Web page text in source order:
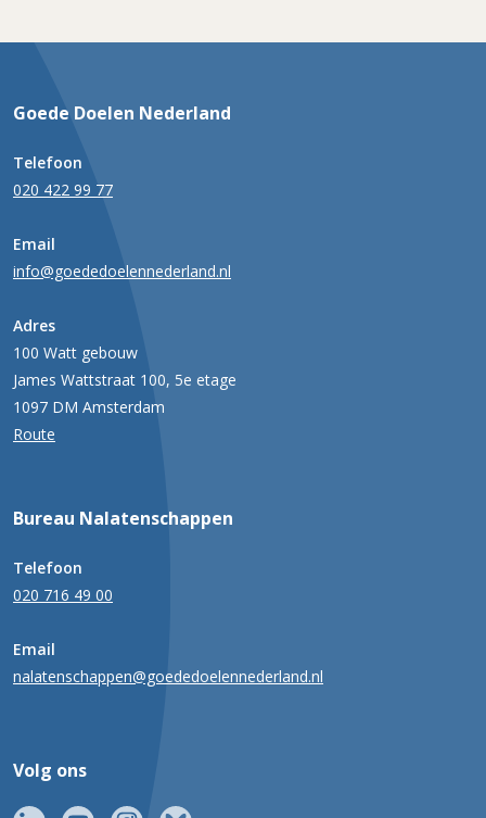
Goede Doelen Nederland
Telefoon
020 422 99 77
Email
info@goededoelennederland.nl
Adres
100 Watt gebouw
James Wattstraat 100, 5e etage
1097 DM Amsterdam
Route
Bureau Nalatenschappen
Telefoon
020 716 49 00
Email
nalatenschappen@goededoelennederland.nl
Volg ons